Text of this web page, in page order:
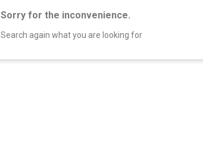
Sorry for the inconvenience.
Search again what you are looking for